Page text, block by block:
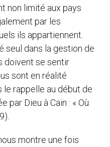
non limité aux pays
par les
ils appartiennent.
seul dans la gestion de
doivent se sentir
sont en réalité
rappelle au début de
par Dieu à Caïn : « Où
montre une fois